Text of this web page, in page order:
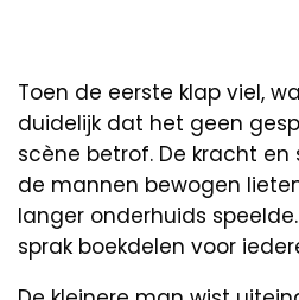
Toen de eerste klap viel,
duidelijk dat het geen
scène betrof. De kracht
de mannen bewogen
langer onderhuids
sprak boekdelen voor